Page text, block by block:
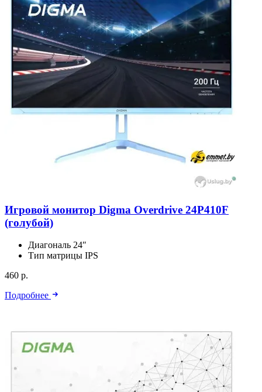
Игровой монитор Digma Overdrive 24P410F
(голубой)
Диагональ 24″
Тип матрицы IPS
460 р.
Подробнее